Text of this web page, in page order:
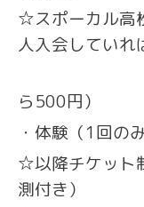
☆スポーカル
人入会していれ
年会費
ら500円）
・体験（1回
☆以降チケッ
測付き